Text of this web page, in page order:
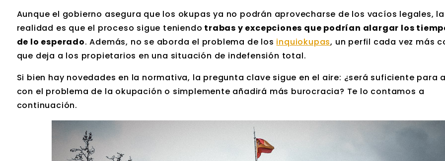
Aunque el gobierno asegura que los okupas ya no podrán aprovecharse de los vacíos legales, la
realidad es que el proceso sigue teniendo trabas y excepciones que podrían alargar los
de lo esperado. Además, no se aborda el problema de los inquiokupas, un perfil cada vez más
que deja a los propietarios en una situación de indefensión total.
Si bien hay novedades en la normativa, la pregunta clave sigue en el aire: ¿será suficiente para
con el problema de la okupación o simplemente añadirá más burocracia? Te lo contamos a
continuación.